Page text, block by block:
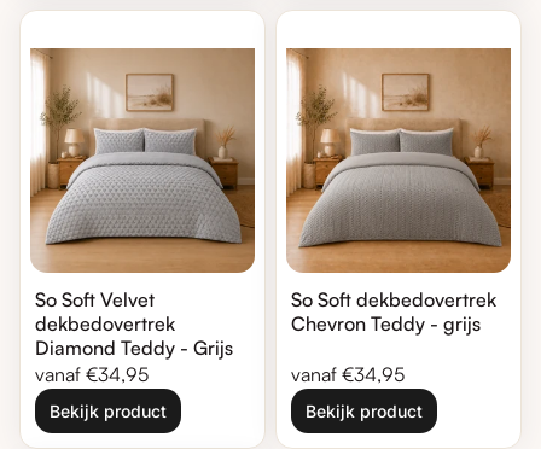
So Soft Velvet
dekbedovertrek
Diamond Teddy - Grijs
Normale prijs
vanaf €34,95
Bekijk product
So Soft dekbedovertrek
Chevron Teddy - grijs
Normale prijs
vanaf €34,95
Bekijk product